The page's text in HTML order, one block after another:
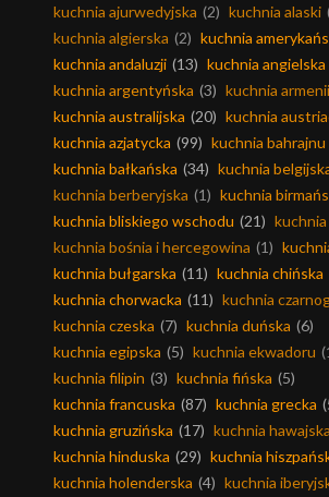
kuchnia ajurwedyjska (2) kuchnia alaski
kuchnia algierska (2) kuchnia
kuchnia andaluzji (13) kuchnia angielska
kuchnia argentyńska (3) kuchnia armenii
kuchnia australijska (20) kuchnia
kuchnia azjatycka (99) kuchnia bahrajnu
kuchnia bałkańska (34) kuchnia
kuchnia berberyjska (1) kuchnia
kuchnia bliskiego wschodu (21)
kuchnia bośnia i hercegowina (1)
kuchnia bułgarska (11) kuchnia chińska
kuchnia chorwacka (11) kuchnia
kuchnia czeska (7) kuchnia duńska (6)
kuchnia egipska (5) kuchnia ekwadoru
kuchnia filipin (3) kuchnia fińska (5)
kuchnia francuska (87) kuchnia grecka
kuchnia gruzińska (17) kuchnia hawajska
kuchnia hinduska (29) kuchnia
kuchnia holenderska (4) kuchnia